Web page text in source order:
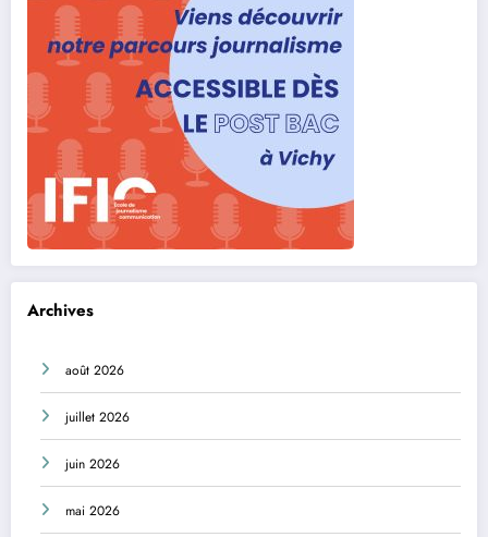
Archives
août 2026
juillet 2026
juin 2026
mai 2026